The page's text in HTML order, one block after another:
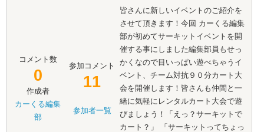
コメント数
0
作成者
カーくる編集
部
参加コメント
11
参加者一覧
皆さんに新しいイベントのご紹介を
させて頂きます！今回 カーくる編集
部が初めてサーキットイベントを開
催する事にしました編集部員もせっ
かくなので目いっぱい遊べちゃうイ
ベント、チーム対抗９０分カート大
会を開催します！皆さんも仲間と一
緒に気軽にレンタルカート大会で遊
びましょう！「えっ？サーキットで
カート？」 「サーキットってちょっ